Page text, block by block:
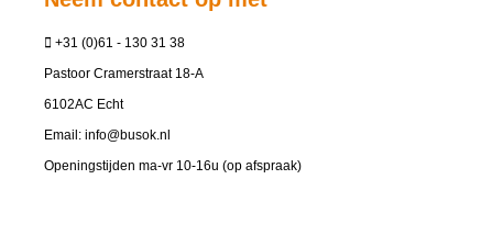
+31 (0)61 - 130 31 38
Pastoor Cramerstraat 18-A
6102AC Echt
Email: info@busok.nl
Openingstijden ma-vr 10-16u (op afspraak)